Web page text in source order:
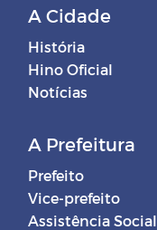
A Cidade
História
Hino Oficial
Notícias
A Prefeitura
Prefeito
Vice-prefeito
Assistência Social